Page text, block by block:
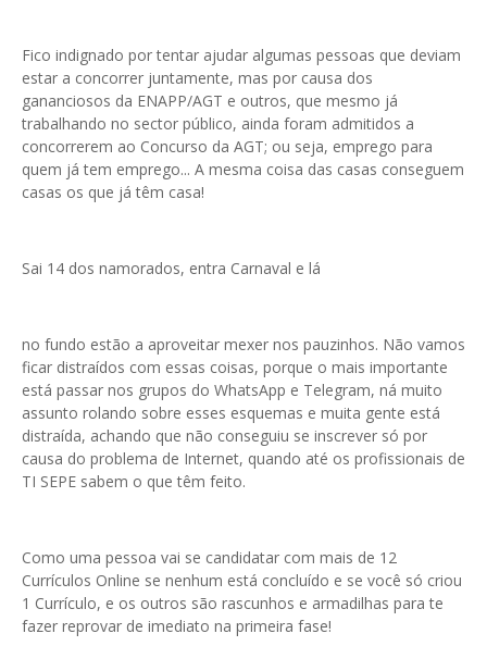
Fico indignado por tentar ajudar algumas pessoas que deviam
estar a concorrer juntamente, mas por causa dos
gananciosos da ENAPP/AGT e outros, que mesmo já
trabalhando no sector público, ainda foram admitidos a
concorrerem ao Concurso da AGT; ou seja, emprego para
quem já tem emprego... A mesma coisa das casas conseguem
casas os que já têm casa!
Sai 14 dos namorados, entra Carnaval e lá
no fundo estão a aproveitar mexer nos pauzinhos. Não vamos
ficar distraídos com essas coisas, porque o mais importante
está passar nos grupos do WhatsApp e Telegram, ná muito
assunto rolando sobre esses esquemas e muita gente está
distraída, achando que não conseguiu se inscrever só por
causa do problema de Internet, quando até os profissionais de
TI SEPE sabem o que têm feito.
Como uma pessoa vai se candidatar com mais de 12
Currículos Online se nenhum está concluído e se você só criou
1 Currículo, e os outros são rascunhos e armadilhas para te
fazer reprovar de imediato na primeira fase!